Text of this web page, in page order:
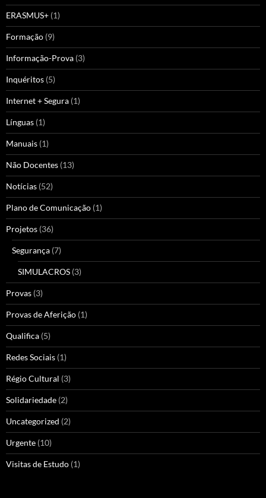
ERASMUS+ (1)
Formação (9)
Informação-Prova (3)
Inquéritos (5)
Internet + Segura (1)
Línguas (1)
Manuais (1)
Não Docentes (13)
Notícias (52)
Plano de Comunicação (1)
Projetos (36)
Segurança (7)
SIMULACROS (3)
Provas (3)
Provas de Aferição (1)
Qualifica (5)
Redes Sociais (1)
Régio Cultural (3)
Solidariedade (2)
Uncategorized (2)
Urgente (10)
Visitas de Estudo (1)